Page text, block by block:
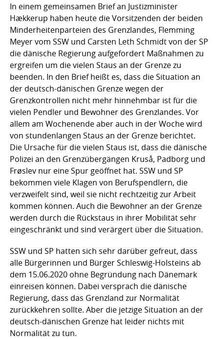
In einem gemeinsamen Brief an Justizminister
Hækkerup haben heute die Vorsitzenden der beiden
Minderheitenparteien des Grenzlandes, Flemming
Meyer vom SSW und Carsten Leth Schmidt von der SP
die dänische Regierung aufgefordert Maßnahmen zu
ergreifen um die vielen Staus an der Grenze zu
beenden. In den Brief heißt es, dass die Situation an
der deutsch-dänischen Grenze wegen der
Grenzkontrollen nicht mehr hinnehmbar ist für die
vielen Pendler und Bewohner des Grenzlandes. Vor
allem am Wochenende aber auch in der Woche wird
von stundenlangen Staus an der Grenze berichtet.
Die Ursache für die vielen Staus ist, dass die dänische
Polizei an den Grenzübergängen Kruså, Padborg und
Frøslev nur eine Spur geöffnet hat. SSW und SP
bekommen viele Klagen von Berufspendlern, die
verzweifelt sind, weil sie nicht rechtzeitig zur Arbeit
kommen können. Auch die Bewohner an der Grenze
werden durch die Rückstaus in ihrer Mobilität sehr
eingeschränkt und sind verärgert über die Situation.
SSW und SP hatten sich sehr darüber gefreut, dass
alle Bürgerinnen und Bürger Schleswig-Holsteins ab
dem 15.06.2020 ohne Begründung nach Dänemark
einreisen können. Dabei versprach die dänische
Regierung, dass das Grenzland zur Normalität
zurückkehren sollte. Aber die jetzige Situation an der
deutsch-dänischen Grenze hat leider nichts mit
Normalität zu tun.